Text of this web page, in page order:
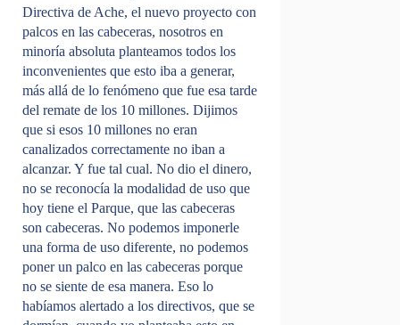
Directiva de Ache, el nuevo proyecto con
palcos en las cabeceras, nosotros en
minoría absoluta planteamos todos los
inconvenientes que esto iba a generar,
más allá de lo fenómeno que fue esa tarde
del remate de los 10 millones. Dijimos
que si esos 10 millones no eran
canalizados correctamente no iban a
alcanzar. Y fue tal cual. No dio el dinero,
no se reconocía la modalidad de uso que
hoy tiene el Parque, que las cabeceras
son cabeceras. No podemos imponerle
una forma de uso diferente, no podemos
poner un palco en las cabeceras porque
no se siente de esa manera. Eso lo
habíamos alertado a los directivos, que se